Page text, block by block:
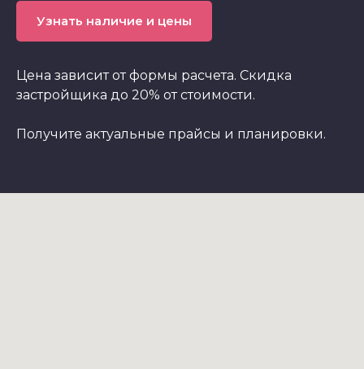
Узнать наличие и цены
Цена зависит от формы расчета. Скидка
застройщика до 20% от стоимости.
Получите актуальные прайсы и планировки.